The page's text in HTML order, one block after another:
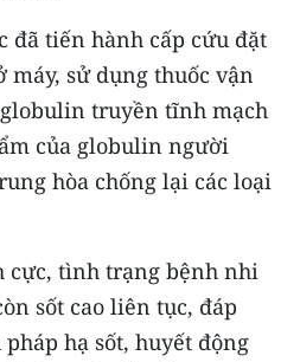
đã tiến hành cấp cứu đặt
sử dụng thuốc vận
truyền tĩnh mạch
của globulin người
hòa chống lại các loại
cực, tình trạng bệnh nhi
sốt cao liên tục, đáp
hạ sốt, huyết động